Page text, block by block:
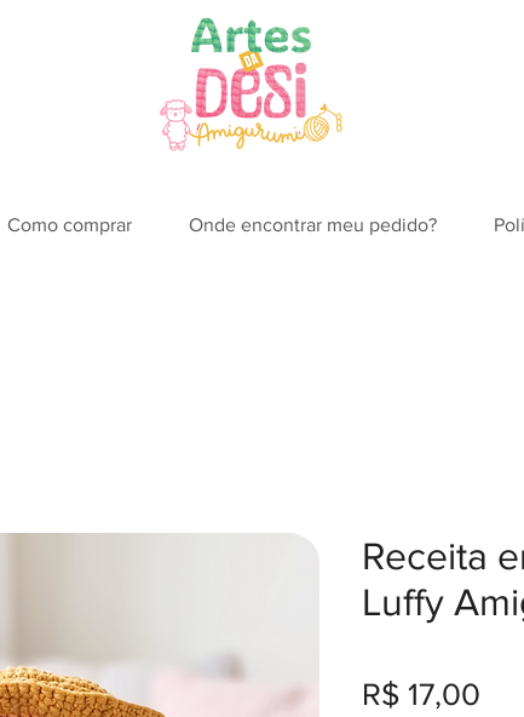
Como comprar Onde encontrar meu pedido?
Receita
Luffy
R$ 17,00